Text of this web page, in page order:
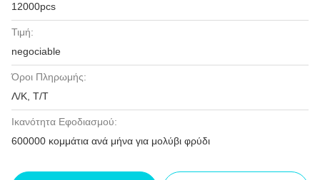
12000pcs
Τιμή:
negociable
Όροι Πληρωμής:
Λ/Κ, Τ/Τ
Ικανότητα Εφοδιασμού:
600000 κομμάτια ανά μήνα για μολύβι φρύδι